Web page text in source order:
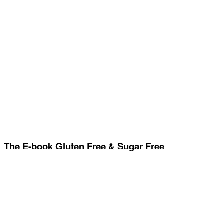
The E-book Gluten Free & Sugar Free